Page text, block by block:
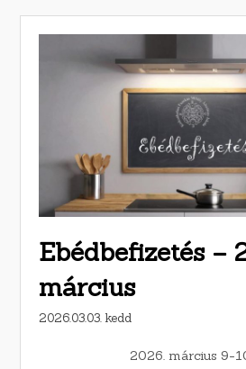
Ebédbefizetés –
március
2026.03.03. kedd
2026. március 9-